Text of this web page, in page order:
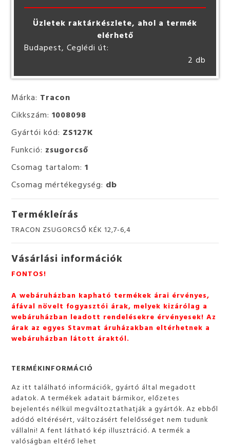
Márka: Tracon
Cikkszám:1008098
Gyártói kód: ZS127K
Funkció: zsugorcső
Csomag tartalom:1
Csomag mértékegység: db
Termékleírás
TRACON ZSUGORCSŐ KÉK 12,7-6,4
Vásárlási információk
FONTOS!
A webáruházban kapható termékek árai érvényes,
áfával növelt fogyasztói árak, melyek kizárólag a
webáruházban leadott rendelésekre érvényesek! Az
árak az egyes Stavmat áruházakban eltérhetnek a
webáruházban látott áraktól.
TERMÉKINFORMÁCIÓ
Az itt található információk, gyártó által megadott
adatok. A termékek adatait bármikor, előzetes
bejelentés nélkül megváltoztathatják a gyártók. Az ebből
adódó eltérésért, változásért felelősséget nem tudunk
vállalni! A fent látható kép illusztráció. A termék a
valóságban eltérő lehet
Üzletek raktárkészlete, ahol a termék
elérhető
Budapest, Ceglédi út:
2 db